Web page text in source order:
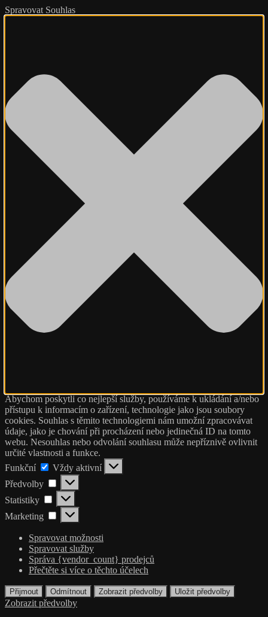
Spravovat Souhlas
Abychom poskytli co nejlepší služby, používáme k ukládání a/nebo
přístupu k informacím o zařízení, technologie jako jsou soubory
cookies. Souhlas s těmito technologiemi nám umožní zpracovávat
údaje, jako je chování při procházení nebo jedinečná ID na tomto
webu. Nesouhlas nebo odvolání souhlasu může nepříznivě ovlivnit
určité vlastnosti a funkce.
Funkční
Funkční
Vždy aktivní
Předvolby
Předvolby
Statistiky Statistiky
Marketing Marketing
Spravovat možnosti
Spravovat služby
Správa {vendor_count} prodejců
Přečtěte si více o těchto účelech
Přijmout Odmítnout Zobrazit předvolby Uložit předvolby
Zobrazit předvolby